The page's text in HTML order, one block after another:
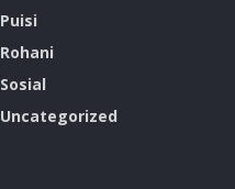
Puisi
Rohani
Sosial
Uncategorized